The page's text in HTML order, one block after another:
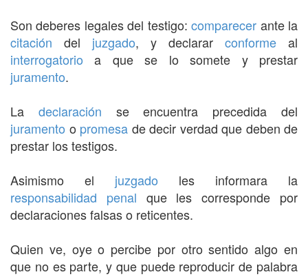
Son deberes legales del testigo:comparecer ante la
citación del juzgado, y declarar conforme al
interrogatorio a que se lo somete y prestar
juramento.
La declaración se encuentra precedida del
juramento o promesa de decir verdad que deben de
prestar los testigos.
Asimismo el juzgado les informara la
responsabilidad penal que les corresponde por
declaraciones falsas o reticentes.
Quien ve, oye o percibe por otro sentido algo en
que no es parte, y que puede reproducir de palabra